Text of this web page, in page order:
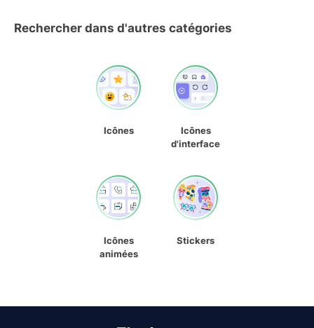
Rechercher dans d'autres catégories
Icônes
Icônes
d'interface
Icônes
animées
Stickers